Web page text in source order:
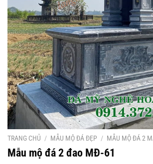
TRANG CHỦ / MẪU MỘ ĐÁ ĐẸP / MẪU MỘ ĐÁ 2
Mẫu mộ đá 2 đao MĐ-61